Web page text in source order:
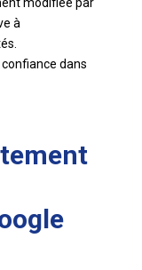
à
confiance dans